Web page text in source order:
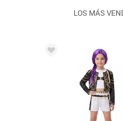
LOS MÁS